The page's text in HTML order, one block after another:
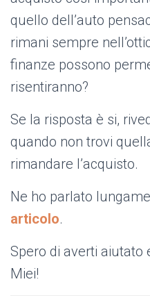
quello dell’auto
rimani sempre
finanze possono
risentiranno?
Se la risposta è si,
quando non trovi
rimandare l’acquisto.
Ne ho parlato
articolo.
Spero di averti aiutato
Miei!